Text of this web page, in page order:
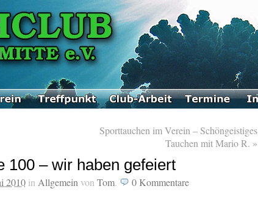
Sporttauchen im Verein – Schöngeistiges
Tauchen mit Mario R. »
100 – wir haben gefeiert
2010 in Allgemein von Tom. 0 Kommentare